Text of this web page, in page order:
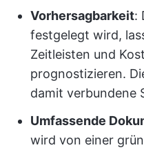
Vorhersagbarkeit:
festgelegt wird,
Zeitleisten und
prognostizieren.
damit verbundene
Umfassende
wird von einer